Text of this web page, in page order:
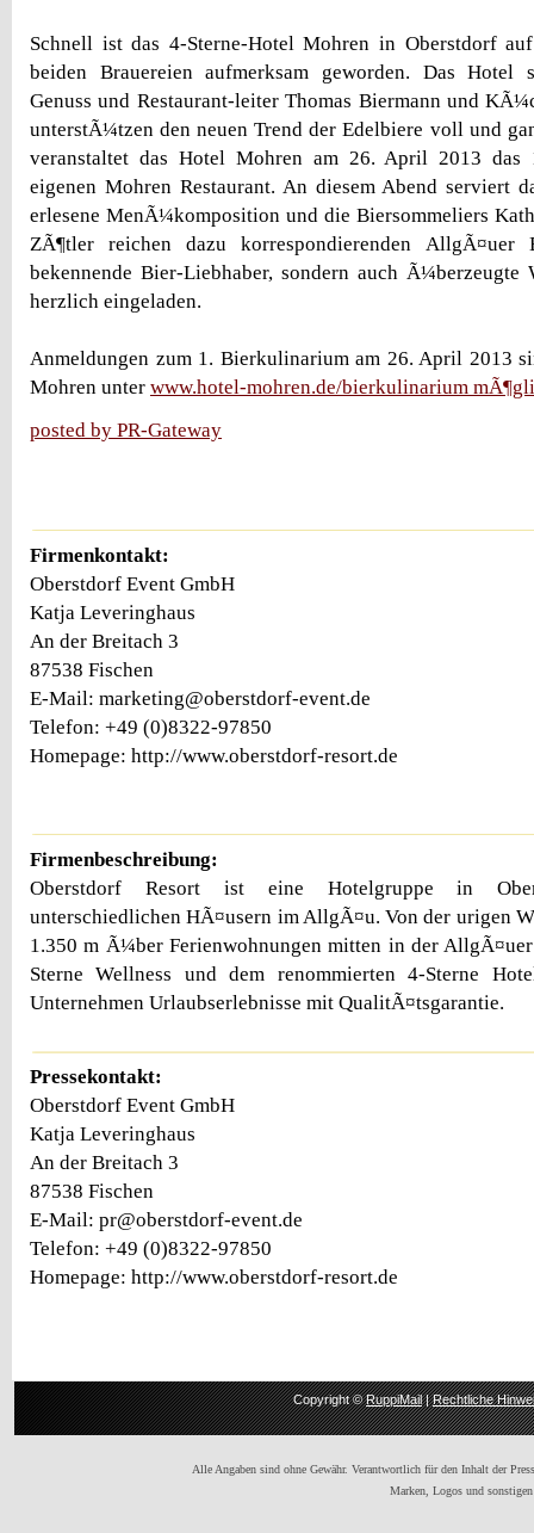
Schnell ist das 4-Sterne-Hotel Mohren in Oberstdorf
beiden Brauereien aufmerksam geworden. Das
Genuss und Restaurant-leiter Thomas Biermann und
unterstÃ¼tzen den neuen Trend der Edelbiere voll und
veranstaltet das Hotel Mohren am 26. April 2013
eigenen Mohren Restaurant. An diesem Abend serviert
erlesene MenÃ¼komposition und die Biersommeliers
ZÃ¶tler reichen dazu korrespondierenden AllgÃ¤uer
bekennende Bier-Liebhaber, sondern auch Ã¼berzeugte
herzlich eingeladen.
Anmeldungen zum 1. Bierkulinarium am 26. April 2013
Mohren unter www.hotel-mohren.de/bierkulinarium
posted by PR-Gateway
Firmenkontakt:
Oberstdorf Event GmbH
Katja Leveringhaus
An der Breitach 3
87538 Fischen
E-Mail: marketing@oberstdorf-event.de
Telefon: +49 (0)8322-97850
Homepage: http://www.oberstdorf-resort.de
Firmenbeschreibung:
Oberstdorf Resort ist eine Hotelgruppe in
unterschiedlichen HÃ¤usern im AllgÃ¤u. Von der urigen
1.350 m Ã¼ber Ferienwohnungen mitten in der
Sterne Wellness und dem renommierten 4-Sterne
Unternehmen Urlaubserlebnisse mit QualitÃ¤tsgarantie.
Pressekontakt:
Oberstdorf Event GmbH
Katja Leveringhaus
An der Breitach 3
87538 Fischen
E-Mail: pr@oberstdorf-event.de
Telefon: +49 (0)8322-97850
Homepage: http://www.oberstdorf-resort.de
Copyright ©RuppiMail|Rechtliche
Alle Angaben sind ohne Gewähr. Verantwortlich für den Inhalt der
Marken, Logos und